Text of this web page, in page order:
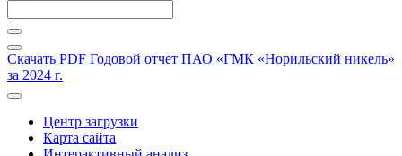
Скачать PDF Годовой отчет ПАО «ГМК «Норильский никель»
за 2024 г.
Центр загрузки
Карта сайта